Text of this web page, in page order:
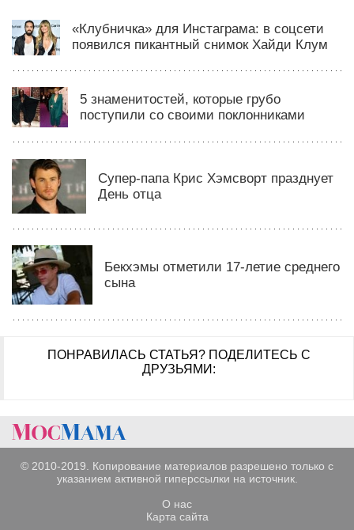
«Клубничка» для Инстаграма: в соцсети
появился пикантный снимок Хайди Клум
5 знаменитостей, которые грубо
поступили со своими поклонниками
Супер-папа Крис Хэмсворт празднует
День отца
Бекхэмы отметили 17-летие среднего
сына
ПОНРАВИЛАСЬ СТАТЬЯ? ПОДЕЛИТЕСЬ С
ДРУЗЬЯМИ:
© 2010-2019. Копирование материалов разрешено только с
указанием активной гиперссылки на источник.
О нас
Карта сайта